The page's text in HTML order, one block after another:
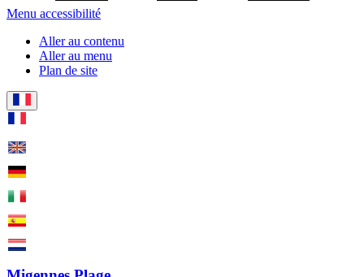
Menu accessibilité
Aller au contenu
Aller au menu
Plan de site